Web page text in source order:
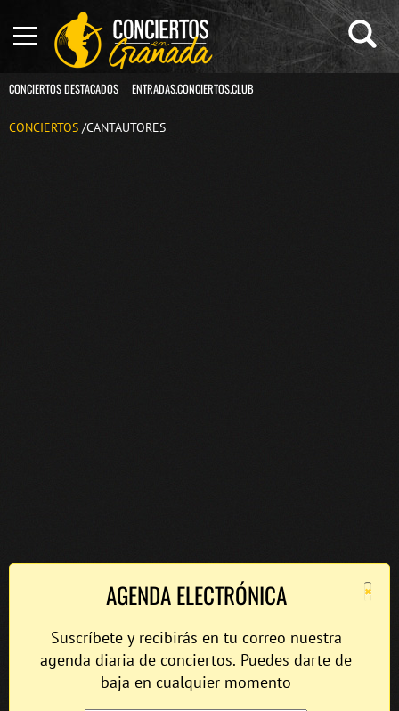
CONCIERTOS DESTACADOS ENTRADAS.CONCIERTOS.CLUB
CONCIERTOS /CANTAUTORES
×
AGENDA ELECTRÓNICA
Suscríbete y recibirás en tu correo nuestra
agenda diaria de conciertos. Puedes darte de
baja en cualquier momento